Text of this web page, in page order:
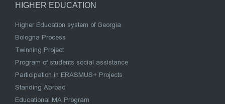
HIGHER EDUCATION
Higher Education system of Georgia
Bologna Process
Twinning Project
Program of students social assistance
Participation in ERASMUS+ Projects
Standing Abroad
Educational MA Program